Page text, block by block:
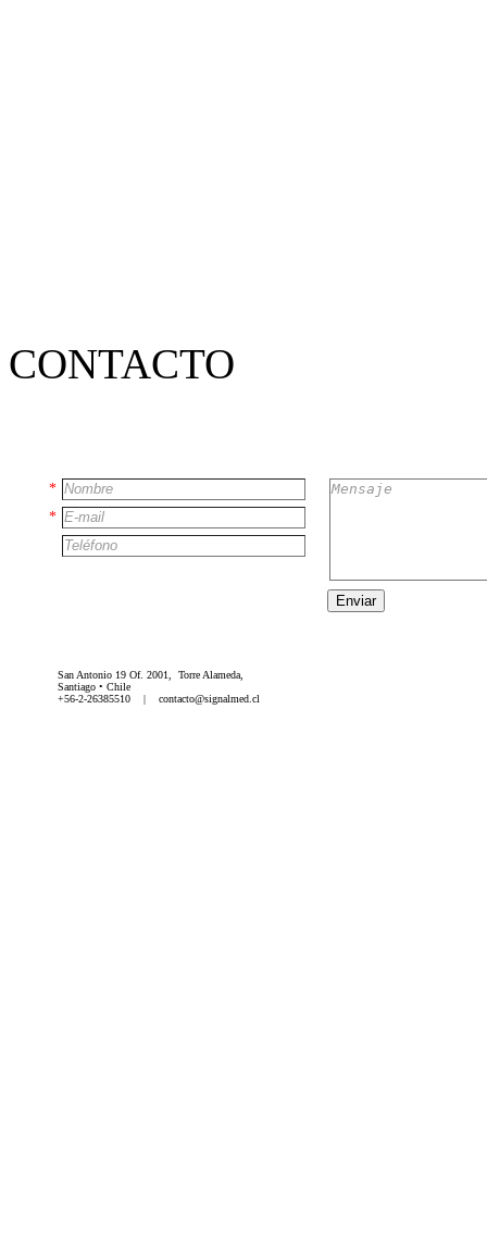
CONTACTO
*
*
Enviar
San Antonio 19 Of. 2001, Torre Alameda,
Santiago • Chile
+56-2-26385510 | contacto@signalmed.cl